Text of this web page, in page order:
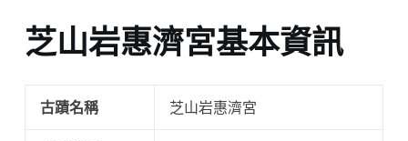
芝山岩惠濟宮基本資訊
古蹟名稱 芝山岩惠濟宮